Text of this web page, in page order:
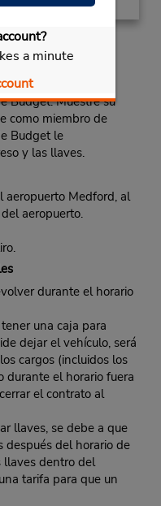
a minute
Budget. Muestre su
como miembro de
Budget le
y las llaves.
aeropuerto Medford, al
aeropuerto.
durante el horario
una caja para
dejar el vehículo, será
cargos (incluidos los
durante el horario fuera
el contrato al
llaves, se debe a que
después del horario de
llaves dentro del
tarifa para que un